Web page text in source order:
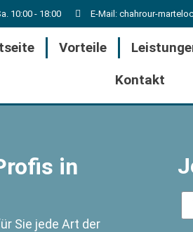
10:00 - 18:00 E-Mail: chahrour-
Vorteile
Kontakt
in
Sie jede Art der